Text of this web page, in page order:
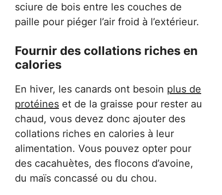
sciure de bois entre les couches de
paille pour piéger l’air froid à l’extérieur.
Fournir des collations riches en
calories
En hiver, les canards ont besoin plus de
protéines et de la graisse pour rester au
chaud, vous devez donc ajouter des
collations riches en calories à leur
alimentation. Vous pouvez opter pour
des cacahuètes, des flocons d’avoine,
du maïs concassé ou du chou.